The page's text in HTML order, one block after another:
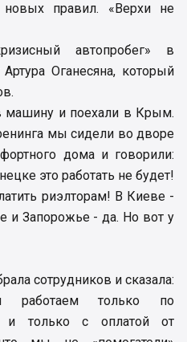
новых правил. «Верхи не
автопробег» в
Оганесяна, который
машину и поехали в Крым.
мы сидели во дворе
дома и говорили:
это работать не будет!
риэлторам! В Киеве -
и Запорожье - да. Но вот у
сотрудников и сказала:
работаем только по
и только с оплатой от